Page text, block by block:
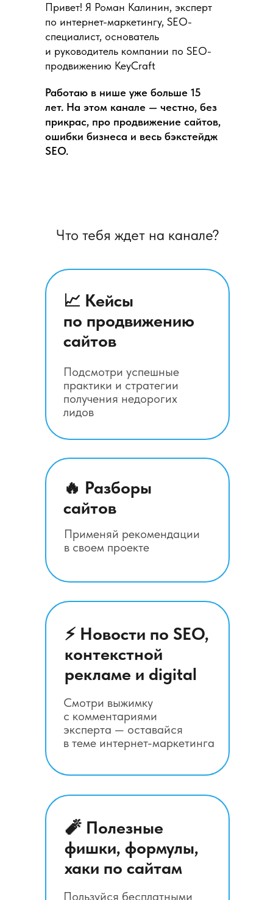
Работаю в нише уже больше 15
лет. На этом канале — честно, без
прикрас, про продвижение сайтов,
ошибки бизнеса и весь бэкстейдж
SEO.
Привет! Я Роман Калинин, эксперт
по интернет-маркетингу, SEO-
специалист, основатель
и руководитель компании по SEO-
продвижению KeyCraft
Пользуйся бесплатными
🧨 Полезные
фишки, формулы,
хаки по сайтам
Смотри выжимку
с комментариями
эксперта — оставайся
в теме интернет-маркетинга
⚡ Новости по SEO,
контекстной
рекламе и digital
Применяй рекомендации
в своем проекте
🔥 Разборы
сайтов
Подсмотри успешные
практики и стратегии
получения недорогих
лидов
📈 Кейсы
по продвижению
сайтов
Что тебя ждет на канале?